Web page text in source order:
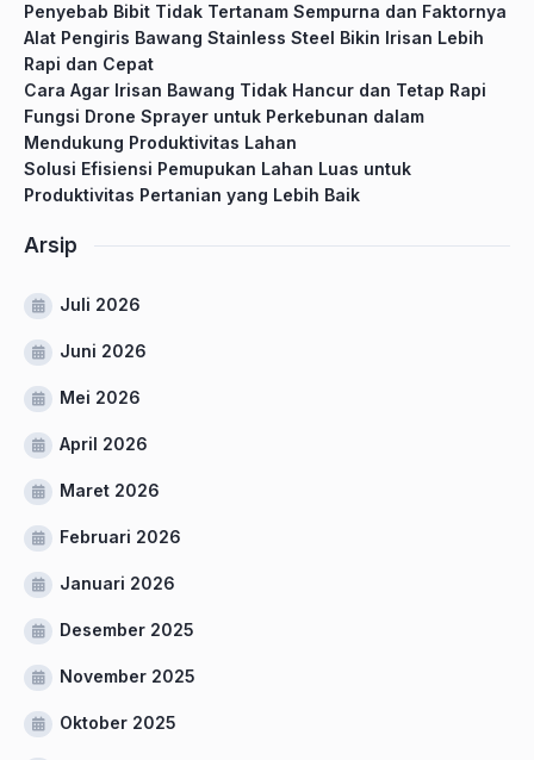
Penyebab Bibit Tidak Tertanam Sempurna dan Faktornya
Alat Pengiris Bawang Stainless Steel Bikin Irisan Lebih
Rapi dan Cepat
Cara Agar Irisan Bawang Tidak Hancur dan Tetap Rapi
Fungsi Drone Sprayer untuk Perkebunan dalam
Mendukung Produktivitas Lahan
Solusi Efisiensi Pemupukan Lahan Luas untuk
Produktivitas Pertanian yang Lebih Baik
Arsip
Juli 2026
Juni 2026
Mei 2026
April 2026
Maret 2026
Februari 2026
Januari 2026
Desember 2025
November 2025
Oktober 2025